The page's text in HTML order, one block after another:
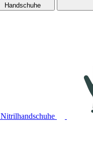
Handschuhe
Nitrilhandschuhe